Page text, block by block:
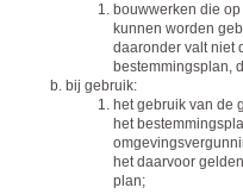
bouwwerken die
kunnen worden
daaronder valt niet
bestemmingsplan,
bij gebruik:
het gebruik van de
het
het daarvoor
plan;